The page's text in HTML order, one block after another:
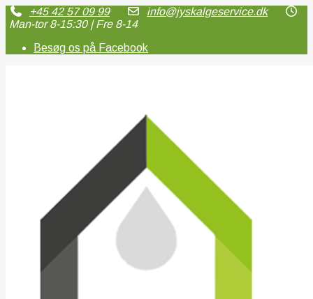
+45 42 57 09 99
info@jyskalgeservice.dk
Man-tor 8-15:30 | Fre 8-14
Besøg os på Facebook